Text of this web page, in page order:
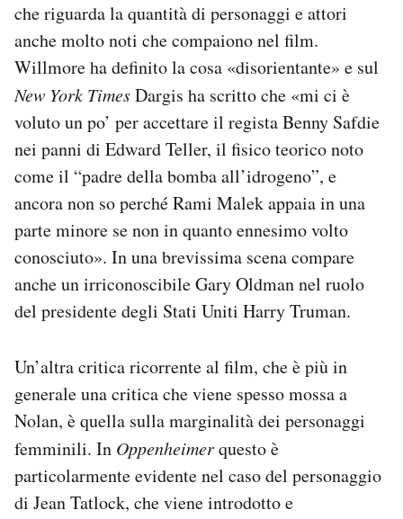
che riguarda la quantità di personaggi e attori
anche molto noti che compaiono nel film.
Willmore ha definito la cosa «disorientante» e sul
New York TimesDargis ha scritto che «mi ci è
voluto un po’ per accettare il regista Benny Safdie
nei panni di Edward Teller, il fisico teorico noto
come il “padre della bomba all’idrogeno”, e
ancora non so perché Rami Malek appaia in una
parte minore se non in quanto ennesimo volto
conosciuto». In una brevissima scena compare
anche un irriconoscibile Gary Oldman nel ruolo
del presidente degli Stati Uniti Harry Truman.
Un’altra critica ricorrente al film, che è più in
generale una critica che viene spesso mossa a
Nolan, è quella sulla marginalità dei personaggi
femminili. In Oppenheimerquesto è
particolarmente evidente nel caso del personaggio
di Jean Tatlock, che viene introdotto e